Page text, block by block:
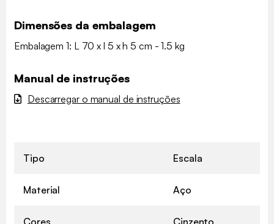
Dimensões da embalagem
Embalagem 1: L 70 x l 5 x h 5 cm - 1.5 kg
Manual de instruções
Descarregar o manual de instruções
Tipo Escala
Material Aço
Cores Cinzento